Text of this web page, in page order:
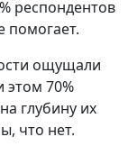
респондентов
помогает.
ощущали
этом 70%
глубину их
что нет.